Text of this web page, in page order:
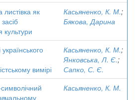
як
Касьяненко, К. М.;
Бякова, Дарина
вимірі
Касьяненко, К. М.;
Янковська, Л. Є.;
Сапко, С. Є.
Касьяненко, К. М.